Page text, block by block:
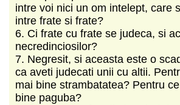
intre voi nici un om intelept, care
intre frate si frate?
6. Ci frate cu frate se judeca, si
necredinciosilor?
7. Negresit, si aceasta este o
ca aveti judecati unii cu altii.
mai bine strambatatea? Pentru
bine paguba?